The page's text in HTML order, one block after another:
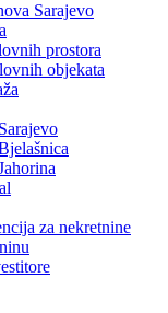
Sarajevo
prostora
objekata
za nekretnine